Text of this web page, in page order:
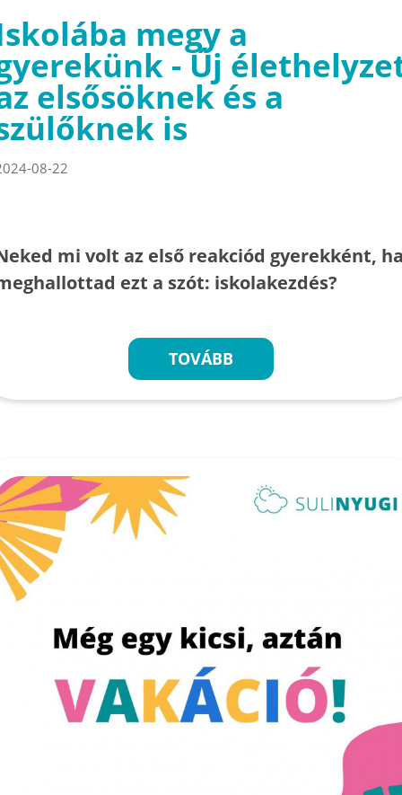
megy a
- Új
elsősöknek és a
is
08-22
mi volt az első reakciód gyerekként,
ezt a szót: iskolakezdés?
TOVÁBB